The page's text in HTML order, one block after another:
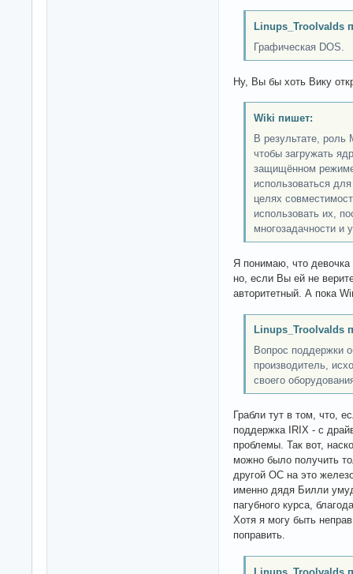
Linups_Troolvalds
Графическая DOS.
Ну, Вы бы хоть Вику
Wiki пишет:
В результате, роль
чтобы загружать
защищённом
использоваться
целях
использовать их,
многозадачности и
Я понимаю, что девочка
но, если Вы ей не
авторитетный. А пока
Linups_Troolvalds
Вопрос поддержки
производитель,
своего
Грабли тут в том, что,
поддержка IRIX - с
проблемы. Так вот,
можно было получить
другой ОС на это
именно дядя Билли
пагубного курса,
Хотя я могу быть
поправить.